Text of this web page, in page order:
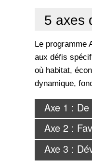
5 axes
Le programme
aux défis
où habitat,
dynamique,
Axe 1 :
Axe 2 :
Axe 3 :